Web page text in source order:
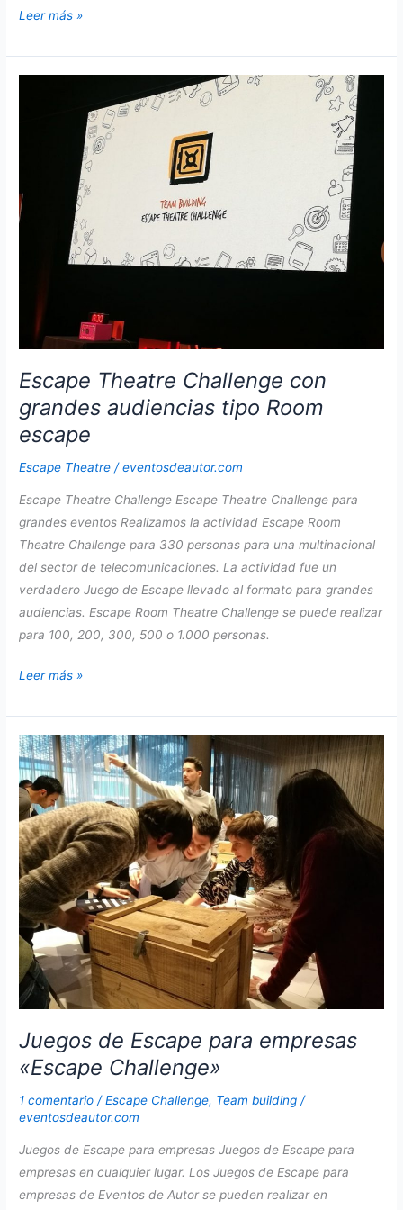
Room
Challenge
Leer más »
Escape Theatre Challenge con
grandes audiencias tipo Room
escape
Escape Theatre /eventosdeautor.com
Escape Theatre Challenge Escape Theatre Challenge para
grandes eventos Realizamos la actividad Escape Room
Theatre Challenge para 330 personas para una multinacional
del sector de telecomunicaciones. La actividad fue un
verdadero Juego de Escape llevado al formato para grandes
audiencias. Escape Room Theatre Challenge se puede realizar
para 100, 200, 300, 500 o 1.000 personas.
Escape
Challenge
con
grandes
audiencias
tipo
Room
escape
Leer más »
Juegos de Escape para empresas
«Escape Challenge»
1 comentario /Escape Challenge, Team building /
eventosdeautor.com
Juegos de Escape para empresas Juegos de Escape para
empresas en cualquier lugar. Los Juegos de Escape para
empresas de Eventos de Autor se pueden realizar en